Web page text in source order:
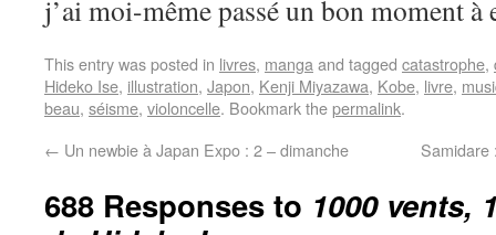
j’ai moi-même passé un bon moment à
This entry was posted in livres, manga and tagged catastrophe,
Hideko Ise, illustration, Japon, Kenji Miyazawa, Kobe, livre,
beau, séisme, violoncelle. Bookmark thepermalink.
← Un newbie à Japan Expo : 2 – dimanche Samidare
688 Responses to 1000 vents,